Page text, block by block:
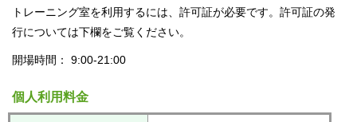
トレーニング室を利用するには、許可証が必要です。許可証の発
行については下欄をご覧ください。
開場時間： 9:00-21:00
個人利用料金